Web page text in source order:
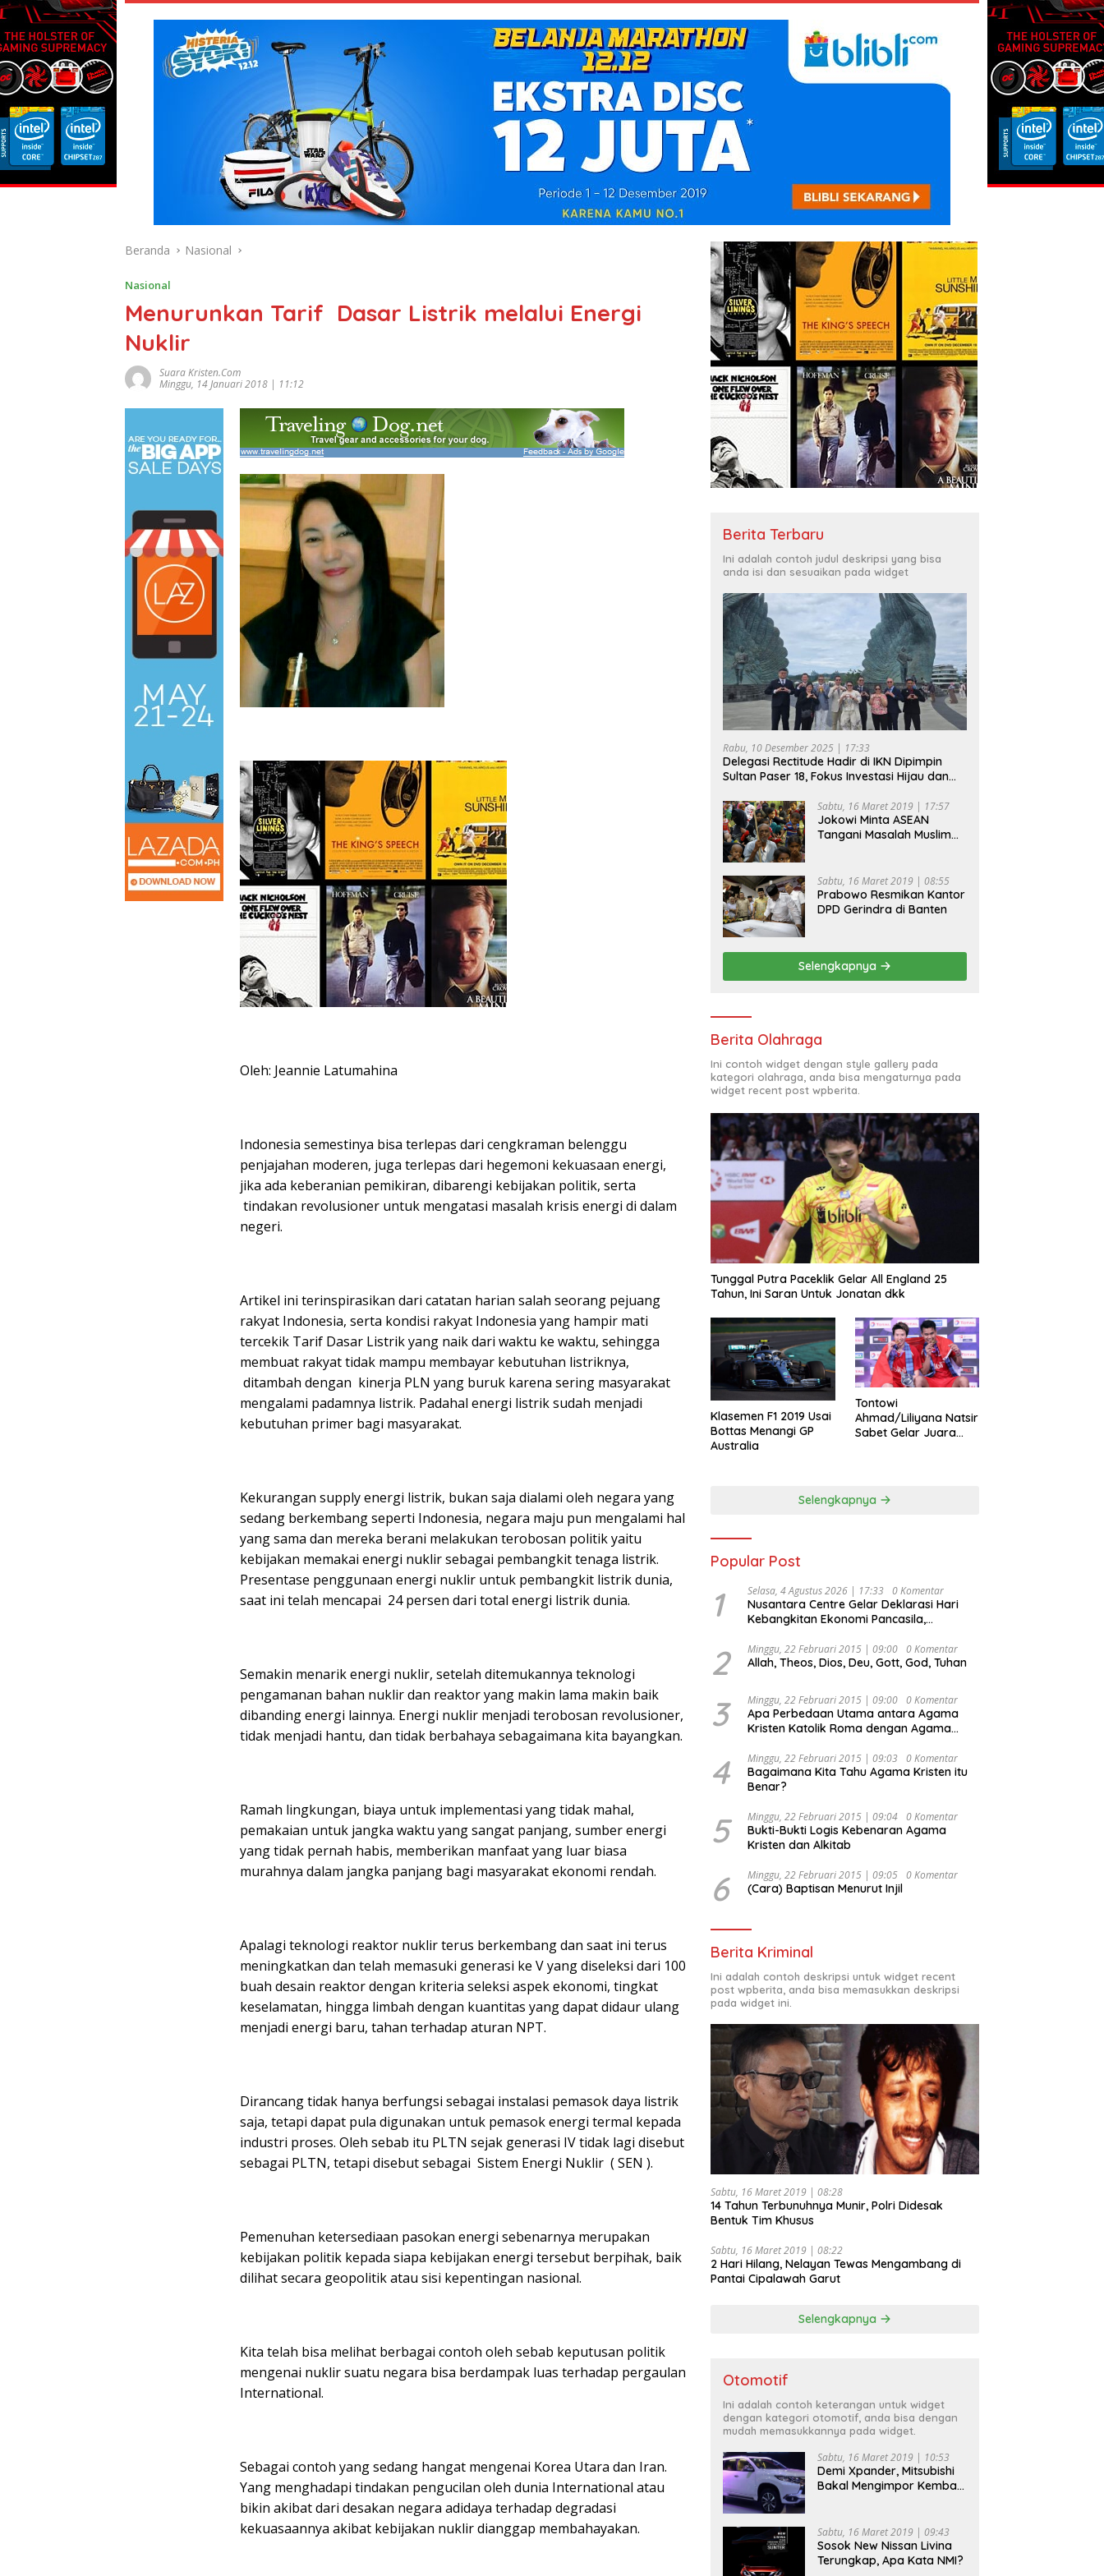
Beranda Nasional
Nasional
Menurunkan Tarif Dasar Listrik melalui Energi
Nuklir
Suara Kristen.com
Minggu, 14 Januari 2018 | 11:12
Oleh: Jeannie Latumahina
Indonesia semestinya bisa terlepas dari cengkraman belenggu
penjajahan moderen, juga terlepas dari hegemoni kekuasaan energi,
jika ada keberanian pemikiran, dibarengi kebijakan politik, serta
tindakan revolusioner untuk mengatasi masalah krisis energi di dalam
negeri.
Artikel ini terinspirasikan dari catatan harian salah seorang pejuang
rakyat Indonesia, serta kondisi rakyat Indonesia yang hampir mati
tercekik Tarif Dasar Listrik yang naik dari waktu ke waktu, sehingga
membuat rakyat tidak mampu membayar kebutuhan listriknya,
ditambah dengan kinerja PLN yang buruk karena sering masyarakat
mengalami padamnya listrik. Padahal energi listrik sudah menjadi
kebutuhan primer bagi masyarakat.
Kekurangan supply energi listrik, bukan saja dialami oleh negara yang
sedang berkembang seperti Indonesia, negara maju pun mengalami hal
yang sama dan mereka berani melakukan terobosan politik yaitu
kebijakan memakai energi nuklir sebagai pembangkit tenaga listrik.
Presentase penggunaan energi nuklir untuk pembangkit listrik dunia,
saat ini telah mencapai 24 persen dari total energi listrik dunia.
Semakin menarik energi nuklir, setelah ditemukannya teknologi
pengamanan bahan nuklir dan reaktor yang makin lama makin baik
dibanding energi lainnya. Energi nuklir menjadi terobosan revolusioner,
tidak menjadi hantu, dan tidak berbahaya sebagaimana kita bayangkan.
Ramah lingkungan, biaya untuk implementasi yang tidak mahal,
pemakaian untuk jangka waktu yang sangat panjang, sumber energi
yang tidak pernah habis, memberikan manfaat yang luar biasa
murahnya dalam jangka panjang bagi masyarakat ekonomi rendah.
Apalagi teknologi reaktor nuklir terus berkembang dan saat ini terus
meningkatkan dan telah memasuki generasi ke V yang diseleksi dari 100
buah desain reaktor dengan kriteria seleksi aspek ekonomi, tingkat
keselamatan, hingga limbah dengan kuantitas yang dapat didaur ulang
menjadi energi baru, tahan terhadap aturan NPT.
Dirancang tidak hanya berfungsi sebagai instalasi pemasok daya listrik
saja, tetapi dapat pula digunakan untuk pemasok energi termal kepada
industri proses. Oleh sebab itu PLTN sejak generasi IV tidak lagi disebut
sebagai PLTN, tetapi disebut sebagai Sistem Energi Nuklir ( SEN ).
Pemenuhan ketersediaan pasokan energi sebenarnya merupakan
kebijakan politik kepada siapa kebijakan energi tersebut berpihak, baik
dilihat secara geopolitik atau sisi kepentingan nasional.
Kita telah bisa melihat berbagai contoh oleh sebab keputusan politik
mengenai nuklir suatu negara bisa berdampak luas terhadap pergaulan
International.
Sebagai contoh yang sedang hangat mengenai Korea Utara dan Iran.
Yang menghadapi tindakan pengucilan oleh dunia International atau
bikin akibat dari desakan negara adidaya terhadap degradasi
kekuasaannya akibat kebijakan nuklir dianggap membahayakan.
Berita Terbaru
Ini adalah contoh judul deskripsi yang bisa
anda isi dan sesuaikan pada widget
Rabu, 10 Desember 2025 | 17:33
Delegasi Rectitude Hadir di IKN Dipimpin
Sultan Paser 18, Fokus Investasi Hijau dan
Sabtu, 16 Maret 2019 | 17:57
Jokowi Minta ASEAN
Tangani Masalah Muslim
Sabtu, 16 Maret 2019 | 08:55
Prabowo Resmikan Kantor
DPD Gerindra di Banten
Selengkapnya
Berita Olahraga
Ini contoh widget dengan style gallery pada
kategori olahraga, anda bisa mengaturnya pada
widget recent post wpberita.
Tunggal Putra Paceklik Gelar All England 25
Tahun, Ini Saran Untuk Jonatan dkk
Klasemen F1 2019 Usai
Bottas Menangi GP
Australia
Tontowi
Ahmad/Liliyana Natsir
Sabet Gelar Juara
Selengkapnya
Popular Post
1 Selasa, 4 Agustus 2026 | 17:33 0 Komentar
Nusantara Centre Gelar Deklarasi Hari
Kebangkitan Ekonomi Pancasila,
Djojohadikusumo Anti Penjajahan
(Pergolakan Ekonomi Politik Indonesia) &
Undang Perekonomian Nasional dan
Kesejahteraan Sosial dalam Menata
Bangsa Menuju Indonesia Emas 2045”,
2 Minggu, 22 Februari 2015 | 09:00 0 Komentar
Allah, Theos, Dios, Deu, Gott, God, Tuhan
3 Minggu, 22 Februari 2015 | 09:00 0 Komentar
Apa Perbedaan Utama antara Agama
Kristen Katolik Roma dengan Agama
4 Minggu, 22 Februari 2015 | 09:03 0 Komentar
Bagaimana Kita Tahu Agama Kristen itu
Benar?
5 Minggu, 22 Februari 2015 | 09:04 0 Komentar
Bukti-Bukti Logis Kebenaran Agama
Kristen dan Alkitab
6 Minggu, 22 Februari 2015 | 09:05 0 Komentar
(Cara) Baptisan Menurut Injil
Berita Kriminal
Ini adalah contoh deskripsi untuk widget recent
post wpberita, anda bisa memasukkan deskripsi
pada widget ini.
Sabtu, 16 Maret 2019 | 08:28
14 Tahun Terbunuhnya Munir, Polri Didesak
Bentuk Tim Khusus
Sabtu, 16 Maret 2019 | 08:22
2 Hari Hilang, Nelayan Tewas Mengambang di
Pantai Cipalawah Garut
Selengkapnya
Otomotif
Ini adalah contoh keterangan untuk widget
dengan kategori otomotif, anda bisa dengan
mudah memasukkannya pada widget.
Sabtu, 16 Maret 2019 | 10:53
Demi Xpander, Mitsubishi
Bakal Mengimpor Kembali
Sabtu, 16 Maret 2019 | 09:43
Sosok New Nissan Livina
Terungkap, Apa Kata NMI?